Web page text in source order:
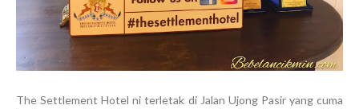
The Settlement Hotel ni terletak di Jalan Ujong Pasir yang cuma